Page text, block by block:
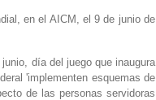
en el AICM, el 9 de junio de
día del juego que inaugura
'implementen esquemas de
de las personas servidoras